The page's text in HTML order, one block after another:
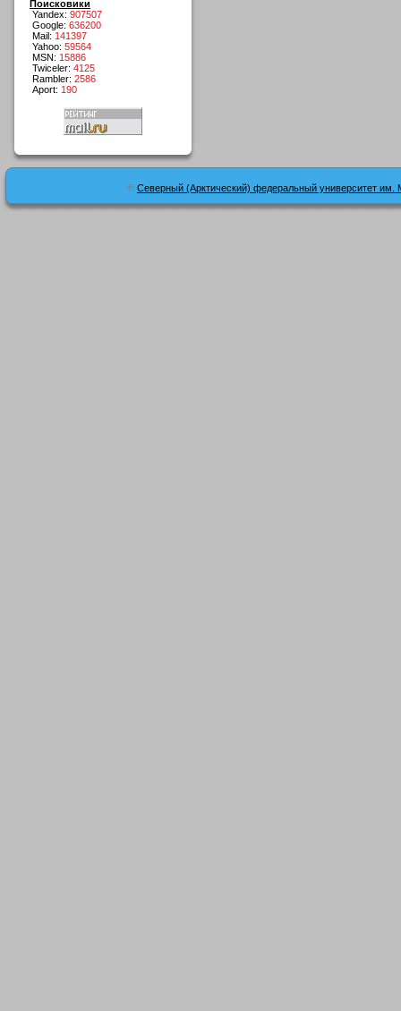
Поисковики
Yandex: 907507
Google: 636200
Mail: 141397
Yahoo: 59564
MSN: 15886
Twiceler: 4125
Rambler: 2586
Aport: 190
© Северный (Арктический) федеральный университет